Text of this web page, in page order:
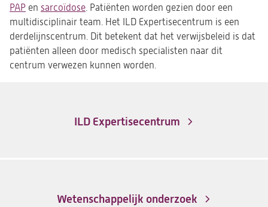
PAP en sarcoïdose. Patiënten worden gezien door een
multidisciplinair team. Het ILD Expertisecentrum is een
derdelijnscentrum. Dit betekent dat het verwijsbeleid is dat
patiënten alleen door medisch specialisten naar dit
centrum verwezen kunnen worden.
ILD Expertisecentrum
Wetenschappelijk onderzoek